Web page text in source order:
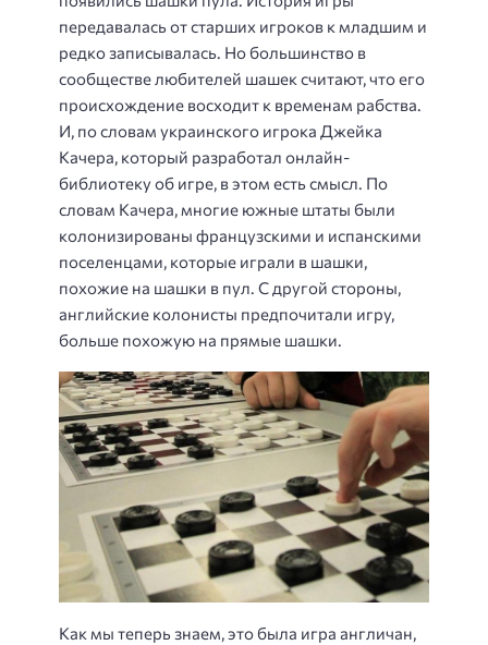
передавалась от старших игроков к младшим и
редко записывалась. Но большинство в
сообществе любителей шашек считают, что его
происхождение восходит к временам рабства.
И, по словам украинского игрока Джейка
Качера, который разработал онлайн-
библиотеку об игре, в этом есть смысл. По
словам Качера, многие южные штаты были
колонизированы французскими и испанскими
поселенцами, которые играли в шашки,
похожие на шашки в пул. С другой стороны,
английские колонисты предпочитали игру,
больше похожую на прямые шашки.
Как мы теперь знаем, это была игра англичан,